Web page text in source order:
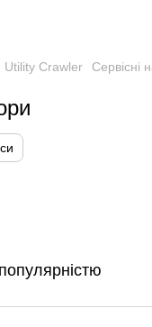
Utility Crawler Сервісні